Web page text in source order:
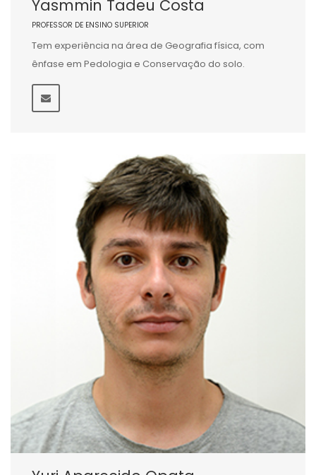
Yasmmin Tadeu Costa
PROFESSOR DE ENSINO SUPERIOR
Tem experiência na área de Geografia física, com
ênfase em Pedologia e Conservação do solo.